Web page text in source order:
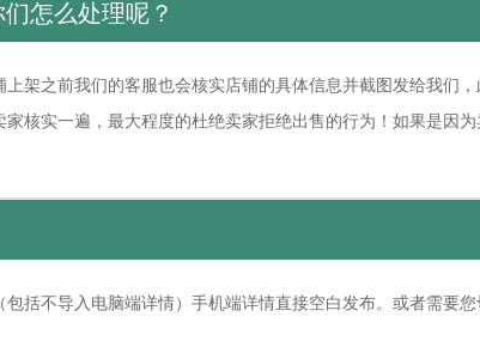
怎么处理呢？
架之前我们的客服也会核实店铺的具体信息并截图发给我们
核实一遍，最大程度的杜绝卖家拒绝出售的行为！如果是因
括不导入电脑端详情）手机端详情直接空白发布。或者需要